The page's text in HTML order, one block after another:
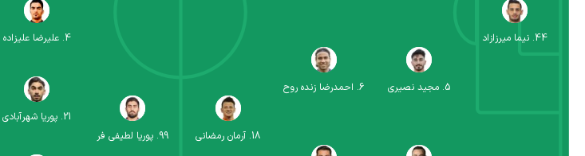
44
. نیما میرزازاد
5
. مجید نصیری 6
. احمدرضا زنده روح
18
. آرمان رمضانی
21
. پوریا شهرآبادی
4
.علیرضا علیزاده
99
. پوریا لطیفی فر